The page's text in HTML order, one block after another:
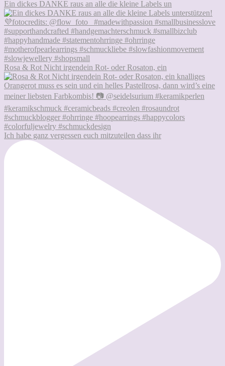
Ein dickes DANKE raus an alle die kleine Labels un
Rosa & Rot Nicht irgendein Rot- oder Rosaton, ein
Ich habe ganz vergessen euch mitzuteilen dass ihr